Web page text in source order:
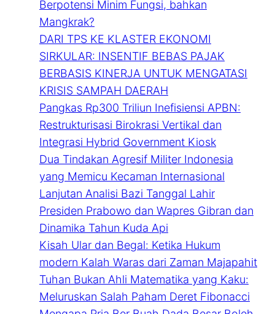
Berpotensi Minim Fungsi, bahkan
Mangkrak?
DARI TPS KE KLASTER EKONOMI
SIRKULAR: INSENTIF BEBAS PAJAK
BERBASIS KINERJA UNTUK MENGATASI
KRISIS SAMPAH DAERAH
Pangkas Rp300 Triliun Inefisiensi APBN:
Restrukturisasi Birokrasi Vertikal dan
Integrasi Hybrid Government Kiosk
Dua Tindakan Agresif Militer Indonesia
yang Memicu Kecaman Internasional
Lanjutan Analisi Bazi Tanggal Lahir
Presiden Prabowo dan Wapres Gibran dan
Dinamika Tahun Kuda Api
Kisah Ular dan Begal: Ketika Hukum
modern Kalah Waras dari Zaman Majapahit
Tuhan Bukan Ahli Matematika yang Kaku:
Meluruskan Salah Paham Deret Fibonacci